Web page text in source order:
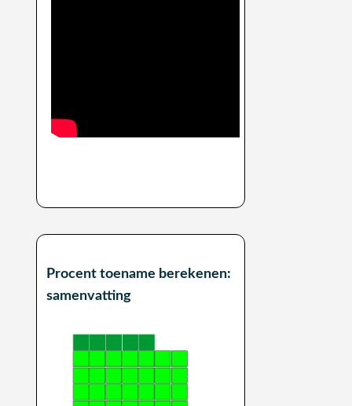
Procent toename berekenen:
samenvatting